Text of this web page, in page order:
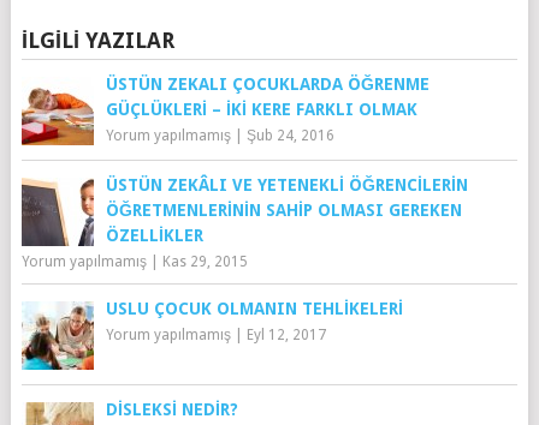
İLGILI YAZILAR
ÜSTÜN ZEKALI ÇOCUKLARDA ÖĞRENME
GÜÇLÜKLERI – İKI KERE FARKLI OLMAK
Yorum yapılmamış| Şub 24, 2016
ÜSTÜN ZEKÂLI VE YETENEKLI ÖĞRENCILERIN
ÖĞRETMENLERININ SAHIP OLMASI GEREKEN
ÖZELLIKLER
Yorum yapılmamış| Kas 29, 2015
USLU ÇOCUK OLMANIN TEHLIKELERI
Yorum yapılmamış| Eyl 12, 2017
DISLEKSI NEDIR?